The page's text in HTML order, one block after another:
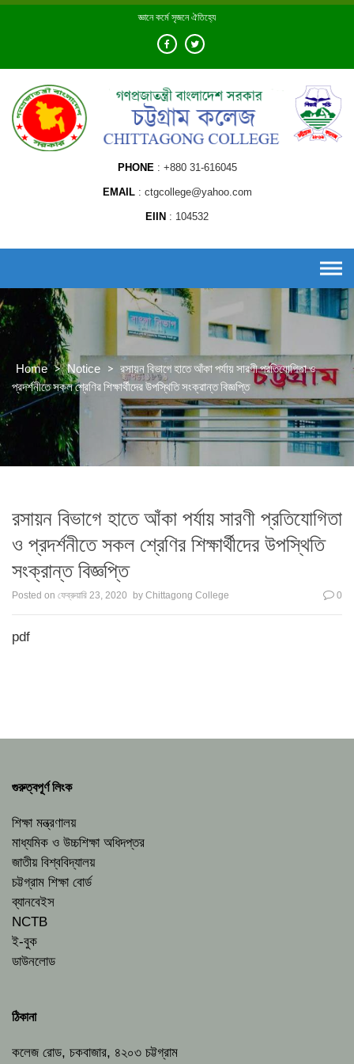
Skip
জ্ঞানে কর্মে সৃজনে ঐতিহ্যে
PHONE +880 31-616045
EMAIL ctgcollege@yahoo.com
EIIN 104532
Home > Notice > রসায়ন বিভাগে হাতে আঁকা পর্যায় সারণী প্রতিযোগিতা ও
প্রদর্শনীতে সকল শ্রেণির শিক্ষার্থীদের উপস্থিতি সংক্রান্ত বিজ্ঞপ্তি
রসায়ন বিভাগে হাতে আঁকা পর্যায় সারণী প্রতিযোগিতা
ও প্রদর্শনীতে সকল শ্রেণির শিক্ষার্থীদের উপস্থিতি
সংক্রান্ত বিজ্ঞপ্তি
Posted on ফেব্রুয়ারি 23, 2020 by Chittagong College 0
pdf
গুরুত্বপূর্ণ লিংক
শিক্ষা মন্ত্রণালয়
মাধ্যমিক ও উচ্চশিক্ষা অধিদপ্তর
জাতীয় বিশ্ববিদ্যালয়
চট্টগ্রাম শিক্ষা বোর্ড
ব্যানবেইস
NCTB
ই-বুক
ডাউনলোড
ঠিকানা
কলেজ রোড, চকবাজার, ৪২০৩ চট্টগ্রাম